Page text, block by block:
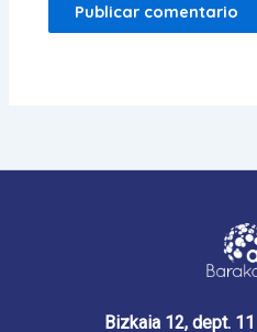
Bizkaia 12, dept.